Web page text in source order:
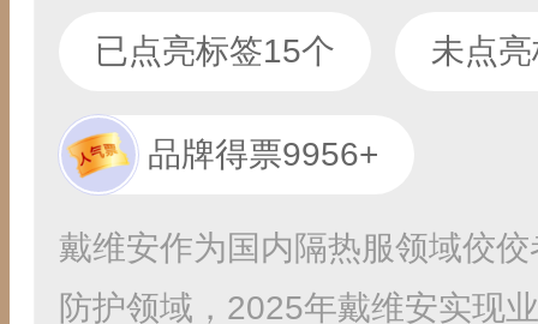
已点亮标签15个 未点
品牌得票9956+
戴维安作为国内隔热服领域佼
防护领域，2025年戴维安实现